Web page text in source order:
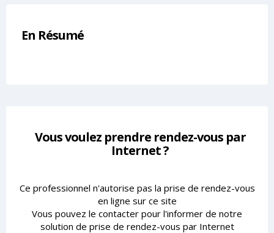
En Résumé
Vous voulez prendre rendez-vous par
Internet ?
Ce professionnel n'autorise pas la prise de rendez-vous
en ligne sur ce site
Vous pouvez le contacter pour l'informer de notre
solution de prise de rendez-vous par Internet